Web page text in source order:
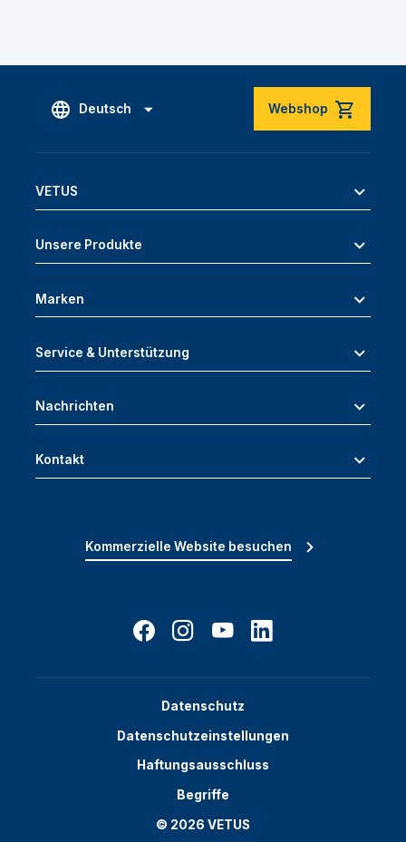
Deutsch Webshop
VETUS
Unsere Produkte
Marken
Service & Unterstützung
Nachrichten
Kontakt
Kommerzielle Website besuchen
Datenschutz
Datenschutzeinstellungen
Haftungsausschluss
Begriffe
© 2026 VETUS